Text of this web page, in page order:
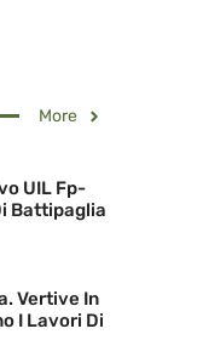
More
UIL Fp-
Battipaglia
Vertive In
I Lavori Di